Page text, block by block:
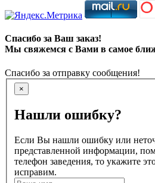
Спасибо за Ваш заказ!
Мы свяжемся с Вами в самое
Спасибо за отправку сообщения!
×
Нашли ошибку?
Если Вы нашли ошибку или
представленной информации,
телефон заведения, то укажите
исправим.